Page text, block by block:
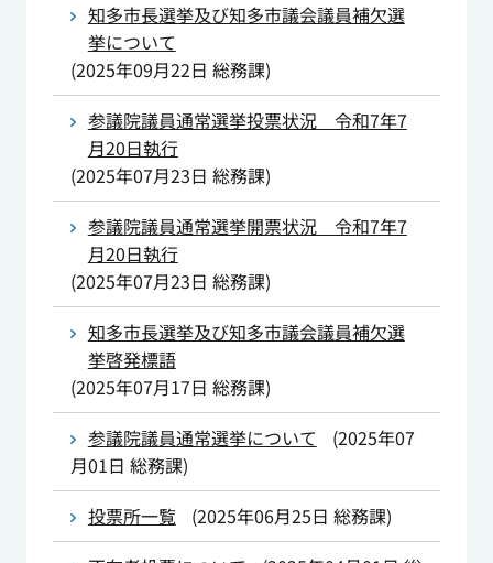
知多市長選挙及び知多市議会議員補欠選
挙について
(2025年09月22日 総務課)
参議院議員通常選挙投票状況 令和7年7
月20日執行
(2025年07月23日 総務課)
参議院議員通常選挙開票状況 令和7年7
月20日執行
(2025年07月23日 総務課)
知多市長選挙及び知多市議会議員補欠選
挙啓発標語
(2025年07月17日 総務課)
参議院議員通常選挙について
(2025年07
月01日 総務課)
投票所一覧
(2025年06月25日 総務課)